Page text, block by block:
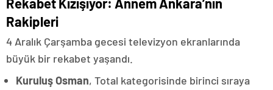
Rakipleri
4 Aralık Çarşamba gecesi televizyon ekranlarında
büyük bir rekabet yaşandı.
Kuruluş Osman, Total kategorisinde birinci sıraya